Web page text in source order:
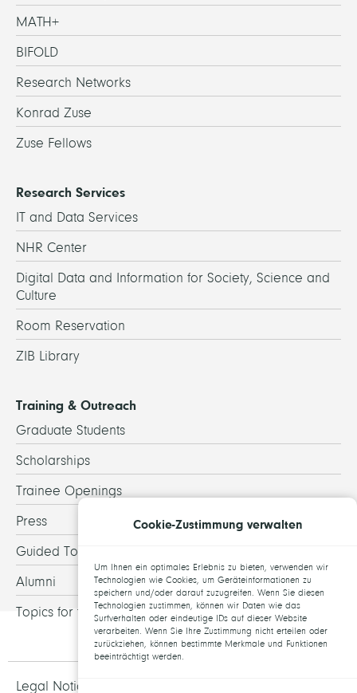
MATH+
BIFOLD
Research Networks
Konrad Zuse
Zuse Fellows
Research Services
IT and Data Services
NHR Center
Digital Data and Information for Society, Science and
Culture
Room Reservation
ZIB Library
Training & Outreach
Graduate Students
Scholarships
Trainee Openings
Press
Guided Tours
Alumni
Topics for theses
Legal Notice and Data Protection
Cookie-Zustimmung verwalten
Um Ihnen ein optimales Erlebnis zu bieten, verwenden wir
Technologien wie Cookies, um Geräteinformationen zu
speichern und/oder darauf zuzugreifen. Wenn Sie diesen
Technologien zustimmen, können wir Daten wie das
Surfverhalten oder eindeutige IDs auf dieser Website
verarbeiten. Wenn Sie Ihre Zustimmung nicht erteilen oder
zurückziehen, können bestimmte Merkmale und Funktionen
beeinträchtigt werden.